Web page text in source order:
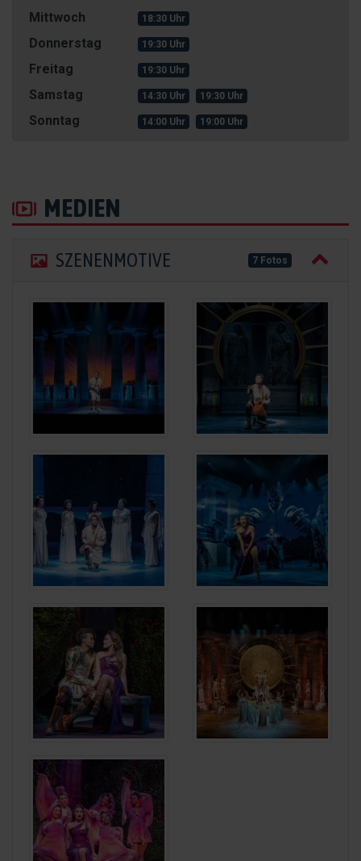
Mittwoch 18:30 Uhr
Donnerstag 19:30 Uhr
Freitag 19:30 Uhr
Samstag 14:30 Uhr 19:30 Uhr
Sonntag 14:00 Uhr 19:00 Uhr
MEDIEN
SZENENMOTIVE 7 Fotos